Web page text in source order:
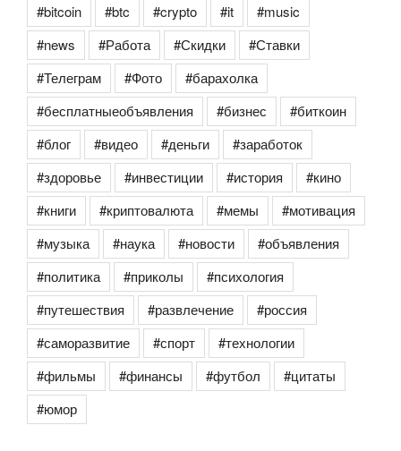
#bitcoin #btc #crypto #it
#music
#news
#Работа #Скидки
#Ставки
#Телеграм
#Фото
#барахолка
#бесплатныеобъявления
#бизнес
#биткоин
#блог
#видео #деньги
#заработок
#здоровье
#инвестиции #история
#кино
#книги
#криптовалюта #мемы
#мотивация
#музыка
#наука #новости
#объявления
#политика
#приколы
#психология
#путешествия
#развлечение
#россия
#саморазвитие
#спорт
#технологии
#фильмы
#финансы #футбол
#цитаты
#юмор